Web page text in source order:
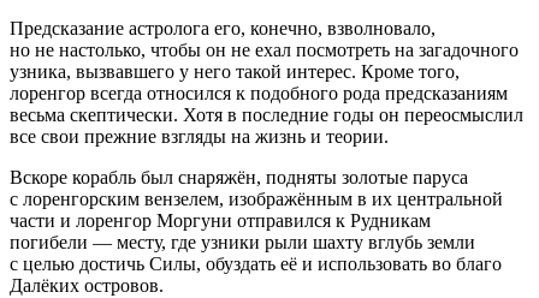
Предсказание астролога его, конечно, взволновало,
но не настолько, чтобы он не ехал посмотреть на загадочного
узника, вызвавшего у него такой интерес. Кроме того,
лоренгор всегда относился к подобного рода предсказаниям
весьма скептически. Хотя в последние годы он переосмыслил
все свои прежние взгляды на жизнь и теории.
Вскоре корабль был снаряжён, подняты золотые паруса
с лоренгорским вензелем, изображённым в их центральной
части и лоренгор Моргуни отправился к Рудникам
погибели — месту, где узники рыли шахту вглубь земли
с целью достичь Силы, обуздать её и использовать во благо
Далёких островов.